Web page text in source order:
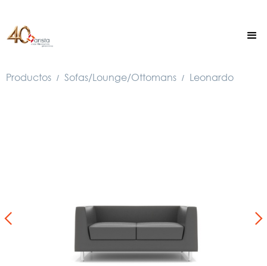
Productos / Sofas/Lounge/Ottomans / Leonardo